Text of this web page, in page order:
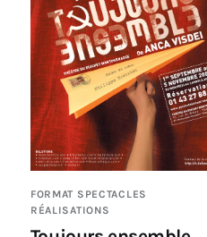
FORMAT SPECTACLES
RÉALISATIONS